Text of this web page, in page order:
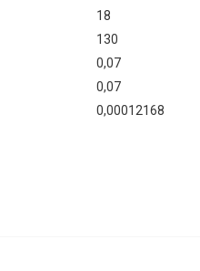
18
130
0,07
0,07
0,00012168